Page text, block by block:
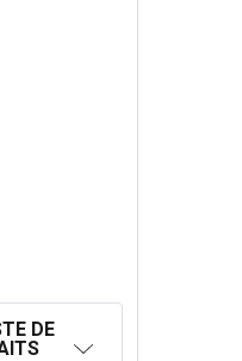
200MM
DE